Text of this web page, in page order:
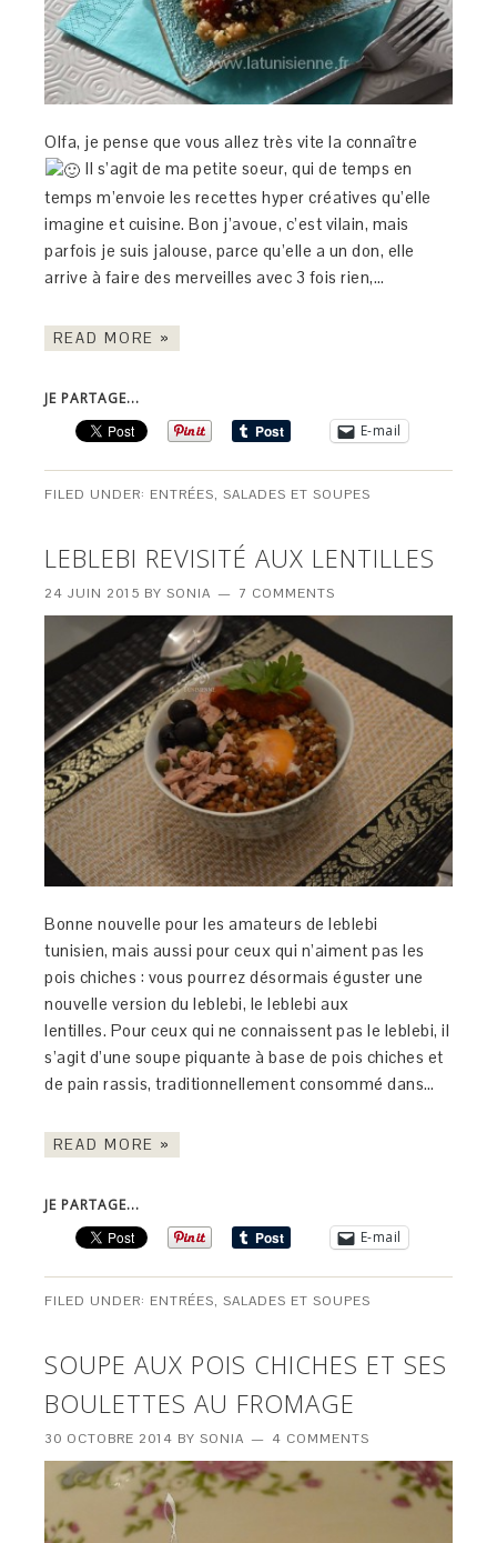
Olfa, je pense que vous allez très vite la connaître
Il s’agit de ma petite soeur, qui de temps en
temps m’envoie les recettes hyper créatives qu’elle
imagine et cuisine. Bon j’avoue, c’est vilain, mais
parfois je suis jalouse, parce qu’elle a un don, elle
arrive à faire des merveilles avec 3 fois rien,…
READ MORE »
JE PARTAGE...
E-mail
FILED UNDER: ENTRÉES,SALADES ET SOUPES
LEBLEBI REVISITÉ AUX LENTILLES
24 JUIN 2015 BYSONIA 7 COMMENTS
Bonne nouvelle pour les amateurs de leblebi
tunisien, mais aussi pour ceux qui n’aiment pas les
pois chiches : vous pourrez désormais éguster une
nouvelle version du leblebi, le leblebi aux
lentilles. Pour ceux qui ne connaissent pas le leblebi, il
s’agit d’une soupe piquante à base de pois chiches et
de pain rassis, traditionnellement consommé dans…
READ MORE »
JE PARTAGE...
E-mail
FILED UNDER: ENTRÉES,SALADES ET SOUPES
SOUPE AUX POIS CHICHES ET SES
BOULETTES AU FROMAGE
30 OCTOBRE 2014 BYSONIA 4 COMMENTS